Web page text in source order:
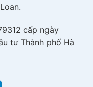
cấp ngày
tư Thành phố Hà